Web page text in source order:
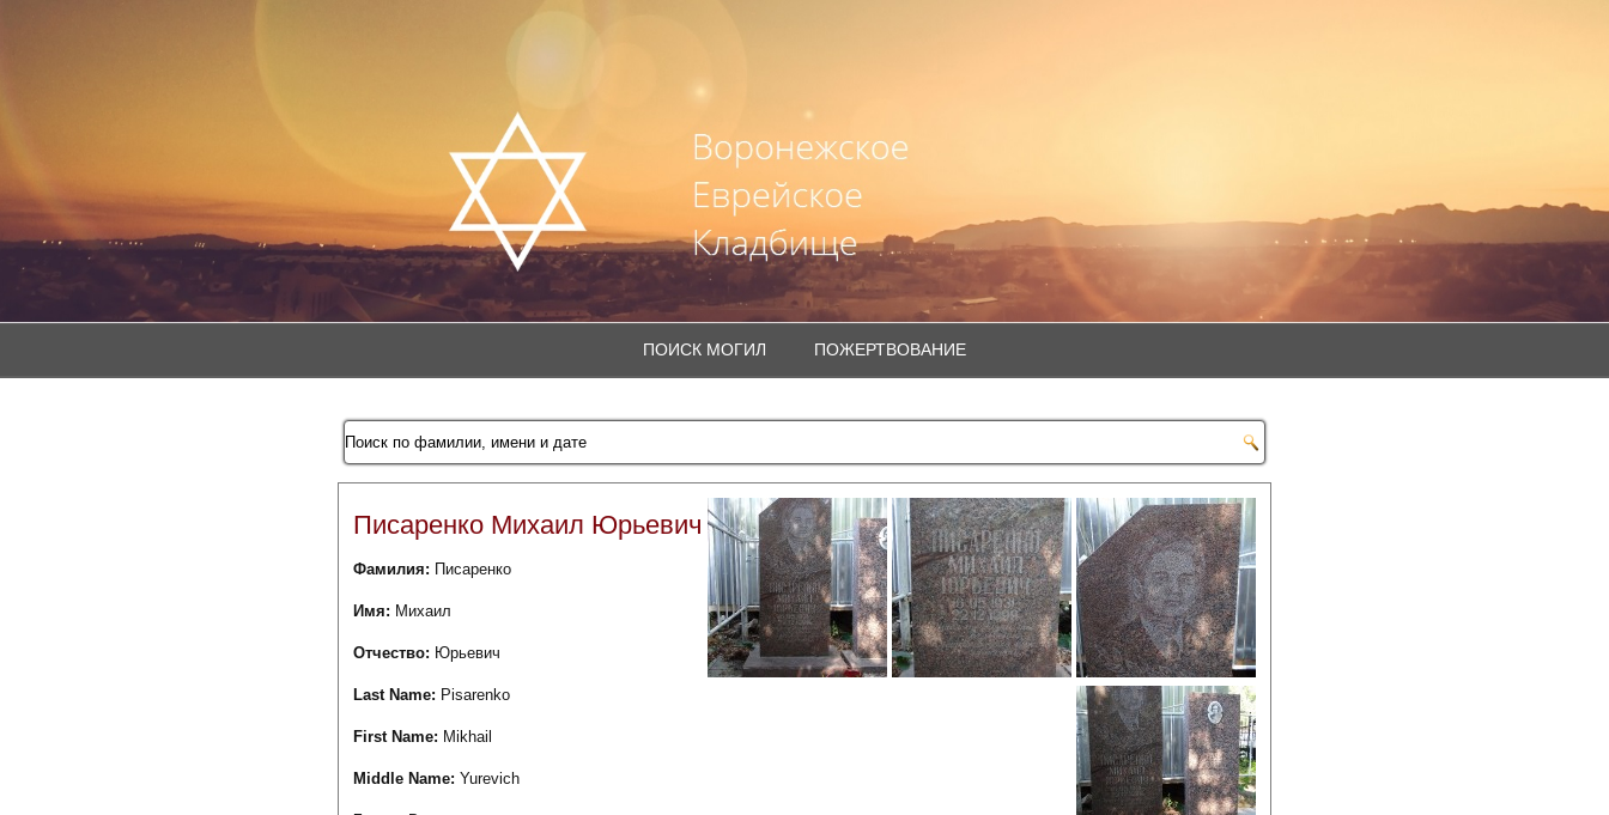
ПОИСК МОГИЛ ПОЖЕРТВОВАНИЕ
Писаренко Михаил Юрьевич
Фамилия: Писаренко
Имя: Михаил
Отчество: Юрьевич
Last Name: Pisarenko
First Name: Mikhail
Middle Name: Yurevich